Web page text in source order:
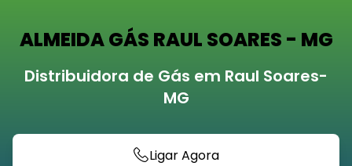
ALMEIDA GÁS RAUL SOARES - MG
Distribuidora de Gás em Raul Soares-
MG
Ligar Agora